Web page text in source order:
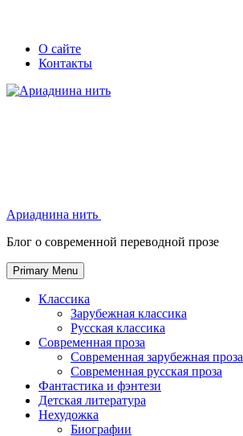
Skip
Secondary
left
navigation
Secondary
right
navigation
О сайте
Контакты
Ариаднина нить
Блог о современной переводной прозе
Primary Menu
Классика
Зарубежная классика
Русская классика
Современная проза
Современная зарубежная проза
Современная русская проза
Фантастика и фэнтези
Детская литература
Нехудожка
Биографии